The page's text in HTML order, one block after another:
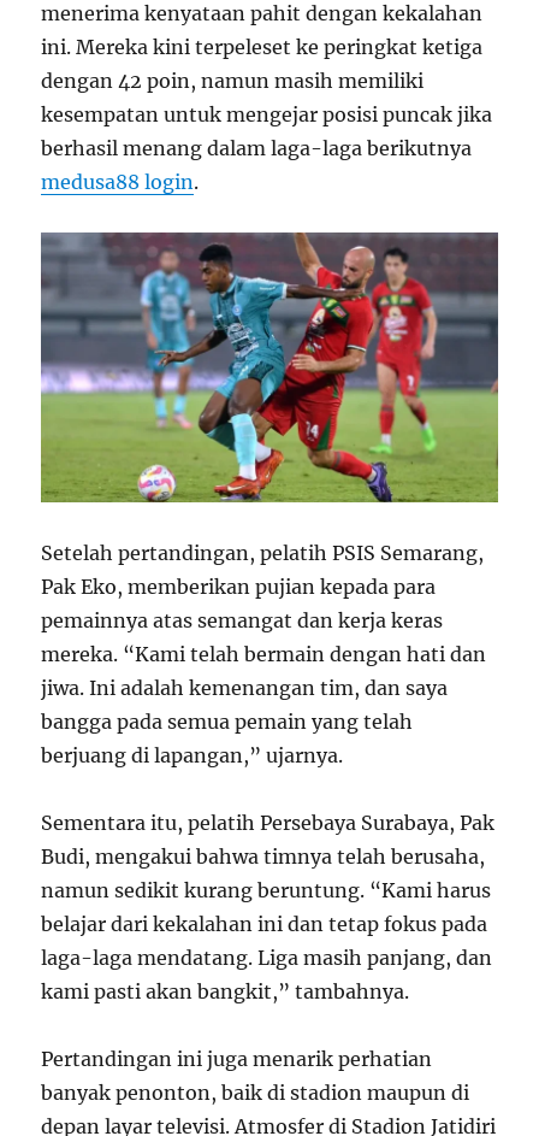
menerima kenyataan pahit dengan kekalahan
ini. Mereka kini terpeleset ke peringkat ketiga
dengan 42 poin, namun masih memiliki
kesempatan untuk mengejar posisi puncak jika
berhasil menang dalam laga-laga berikutnya
medusa88 login.
Setelah pertandingan, pelatih PSIS Semarang,
Pak Eko, memberikan pujian kepada para
pemainnya atas semangat dan kerja keras
mereka. “Kami telah bermain dengan hati dan
jiwa. Ini adalah kemenangan tim, dan saya
bangga pada semua pemain yang telah
berjuang di lapangan,” ujarnya.
Sementara itu, pelatih Persebaya Surabaya, Pak
Budi, mengakui bahwa timnya telah berusaha,
namun sedikit kurang beruntung. “Kami harus
belajar dari kekalahan ini dan tetap fokus pada
laga-laga mendatang. Liga masih panjang, dan
kami pasti akan bangkit,” tambahnya.
Pertandingan ini juga menarik perhatian
banyak penonton, baik di stadion maupun di
depan layar televisi. Atmosfer di Stadion Jatidiri